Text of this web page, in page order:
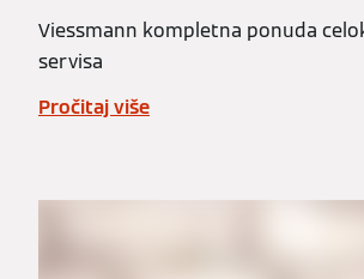
Viessmann kompletna ponuda
servisa
Pročitaj više